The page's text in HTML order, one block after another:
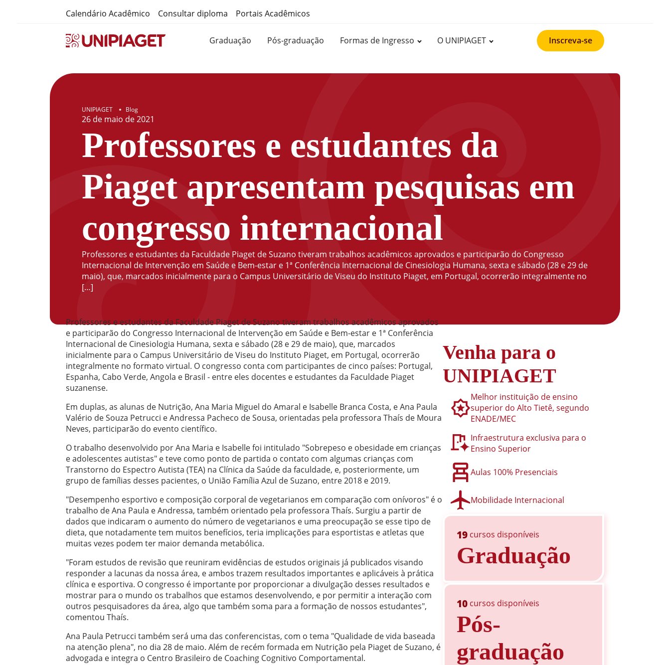
Calendário Acadêmico Consultar diploma Portais Acadêmicos
Graduação Pós-graduação Formas de Ingresso O UNIPIAGET Inscreva-se
UNIPIAGET ● Blog
26 de maio de2021
Professores e estudantes da
Piaget apresentam pesquisas em
congresso internacional
Professores e estudantes da Faculdade Piaget de Suzano tiveram trabalhos acadêmicos aprovados e participarão do Congresso
Internacional de Intervenção em Saúde e Bem-estar e 1ª Conferência Internacional de Cinesiologia Humana, sexta e sábado (28 e 29 de
maio), que, marcados inicialmente para o Campus Universitário de Viseu do Instituto Piaget, em Portugal, ocorrerão integralmente no
[…]
Professores e estudantes da Faculdade Piaget de Suzano tiveram trabalhos acadêmicos aprovados
e participarão do Congresso Internacional de Intervenção em Saúde e Bem-estar e 1ª Conferência
Internacional de Cinesiologia Humana, sexta e sábado (28 e 29 de maio), que, marcados
inicialmente para o Campus Universitário de Viseu do Instituto Piaget, em Portugal, ocorrerão
integralmente no formato virtual. O congresso conta com participantes de cinco países: Portugal,
Espanha, Cabo Verde, Angola e Brasil - entre eles docentes e estudantes da Faculdade Piaget
suzanense.
Em duplas, as alunas de Nutrição, Ana Maria Miguel do Amaral e Isabelle Branca Costa, e Ana Paula
Valério de Souza Petrucci e Andressa Pacheco de Sousa, orientadas pela professora Thaís de Moura
Neves, participarão do evento científico.
O trabalho desenvolvido por Ana Maria e Isabelle foi intitulado "Sobrepeso e obesidade em crianças
e adolescentes autistas" e teve como ponto de partida o contato com algumas crianças com
Transtorno do Espectro Autista (TEA) na Clínica da Saúde da faculdade, e, posteriormente, um
grupo de famílias desses pacientes, o União Família Azul de Suzano, entre 2018 e 2019.
"Desempenho esportivo e composição corporal de vegetarianos em comparação com onívoros" é o
trabalho de Ana Paula e Andressa, também orientado pela professora Thaís. Surgiu a partir de
dados que indicaram o aumento do número de vegetarianos e uma preocupação se esse tipo de
dieta, que notadamente tem muitos benefícios, teria implicações para esportistas e atletas que
muitas vezes podem ter maior demanda metabólica.
"Foram estudos de revisão que reuniram evidências de estudos originais já publicados visando
responder a lacunas da nossa área, e ambos trazem resultados importantes e aplicáveis à prática
clínica e esportiva. O congresso é importante por proporcionar a divulgação desses resultados e
mostrar para o mundo os trabalhos que estamos desenvolvendo, e por permitir a interação com
outros pesquisadores da área, algo que também soma para a formação de nossos estudantes",
comentou Thaís.
Ana Paula Petrucci também será uma das conferencistas, com o tema "Qualidade de vida baseada
na atenção plena", no dia 28 de maio. Além de recém formada em Nutrição pela Piaget de Suzano, é
advogada e integra o Centro Brasileiro de Coaching Cognitivo Comportamental.
Venha para o
UNIPIAGET
Melhor instituição de ensino
superior do Alto Tietê, segundo
ENADE/MEC
Infraestrutura exclusiva para o
Ensino Superior
Aulas 100% Presenciais
Mobilidade Internacional
19 cursos disponíveis
Graduação
10 cursos disponíveis
Pós-
graduação